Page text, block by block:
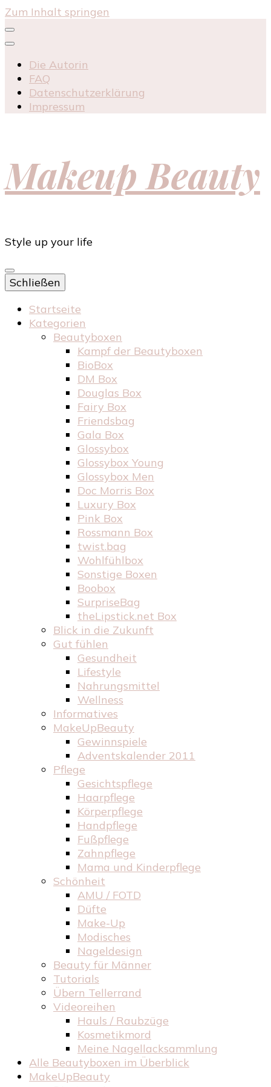
Zum Inhalt springen
Die Autorin
FAQ
Datenschutzerklärung
Impressum
Makeup Beauty
Style up your life
Schließen
Startseite
Kategorien
Beautyboxen
Kampf der Beautyboxen
BioBox
DM Box
Douglas Box
Fairy Box
Friendsbag
Gala Box
Glossybox
Glossybox Young
Glossybox Men
Doc Morris Box
Luxury Box
Pink Box
Rossmann Box
twist.bag
Wohlfühlbox
Sonstige Boxen
Boobox
SurpriseBag
theLipstick.net Box
Blick in die Zukunft
Gut fühlen
Gesundheit
Lifestyle
Nahrungsmittel
Wellness
Informatives
MakeUpBeauty
Gewinnspiele
Adventskalender 2011
Pflege
Gesichtspflege
Haarpflege
Körperpflege
Handpflege
Fußpflege
Zahnpflege
Mama und Kinderpflege
Schönheit
AMU / FOTD
Düfte
Make-Up
Modisches
Nageldesign
Beauty für Männer
Tutorials
Übern Tellerrand
Videoreihen
Hauls / Raubzüge
Kosmetikmord
Meine Nagellacksammlung
Alle Beautyboxen im Überblick
MakeUpBeauty